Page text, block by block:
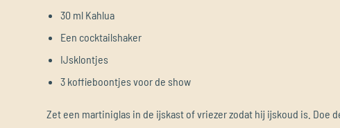
30 ml Kahlua
Een cocktailshaker
IJsklontjes
3 koffieboontjes voor de show
Zet een martiniglas in de ijskast of vriezer zodat hij ijskoud is. Doe